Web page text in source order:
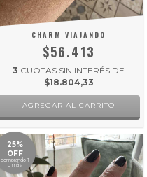
CHARM VIAJANDO
$56.413
3 CUOTAS SIN INTERÉS DE
$18.804,33
25%
OFF
comprando 1
o más